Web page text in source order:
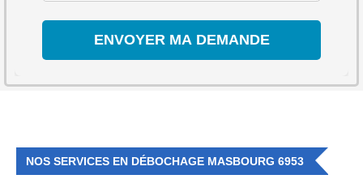
NOS SERVICES EN DÉBOCHAGE MASBOURG 6953